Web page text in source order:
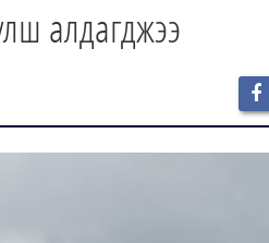
алдагджээ